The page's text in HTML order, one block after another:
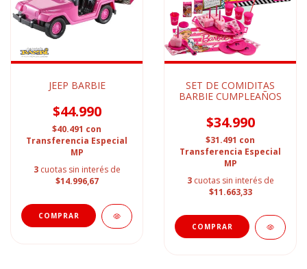
JEEP BARBIE
$44.990
$40.491 con
Transferencia Especial
MP
3 cuotas sin interés de
$14.996,67
SET DE COMIDITAS
BARBIE CUMPLEAÑOS
$34.990
$31.491 con
Transferencia Especial
MP
3 cuotas sin interés de
$11.663,33